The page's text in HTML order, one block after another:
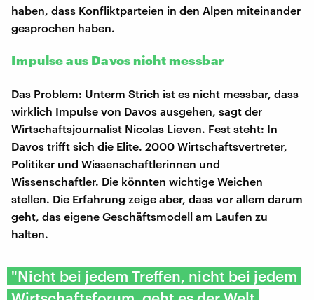
haben, dass Konfliktparteien in den Alpen miteinander
gesprochen haben.
Impulse aus Davos nicht messbar
Das Problem: Unterm Strich ist es nicht messbar, dass
wirklich Impulse von Davos ausgehen, sagt der
Wirtschaftsjournalist Nicolas Lieven. Fest steht: In
Davos trifft sich die Elite. 2000 Wirtschaftsvertreter,
Politiker und Wissenschaftlerinnen und
Wissenschaftler. Die könnten wichtige Weichen
stellen. Die Erfahrung zeige aber, dass vor allem darum
geht, das eigene Geschäftsmodell am Laufen zu
halten.
"Nicht bei jedem Treffen, nicht bei jedem